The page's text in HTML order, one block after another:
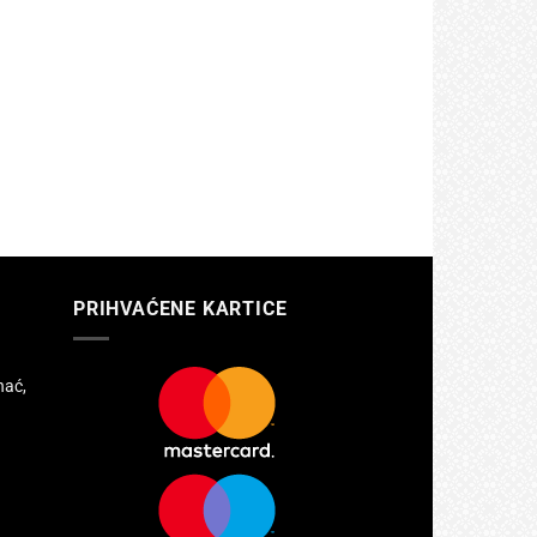
PRIHVAĆENE KARTICE